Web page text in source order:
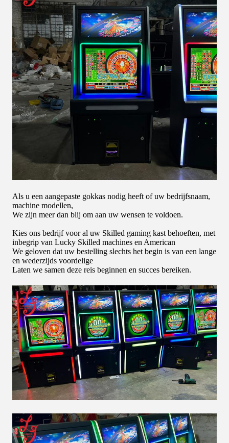
Als u een aangepaste gokkas nodig heeft of uw bedrijfsnaam,
machine modellen,
We zijn meer dan blij om aan uw wensen te voldoen.
Kies ons bedrijf voor al uw Skilled gaming kast behoeften, met
inbegrip van Lucky Skilled machines en American
We geloven dat uw bestelling slechts het begin is van een lange
en wederzijds voordelige
Laten we samen deze reis beginnen en succes bereiken.